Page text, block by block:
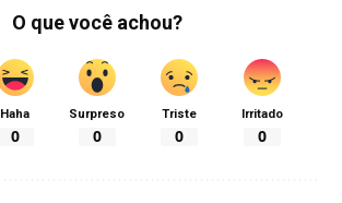
O que você achou?
Haha
0
Surpreso
0
Triste
0
Irritado
0